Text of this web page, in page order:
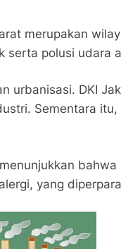
merupakan
serta polusi udara
urbanisasi. DKI
Sementara
yang